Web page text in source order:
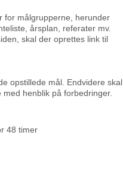
for målgrupperne, herunder
årsplan, referater mv.
skal der oprettes link til
opstillede mål. Endvidere skal
henblik på forbedringer.
48 timer